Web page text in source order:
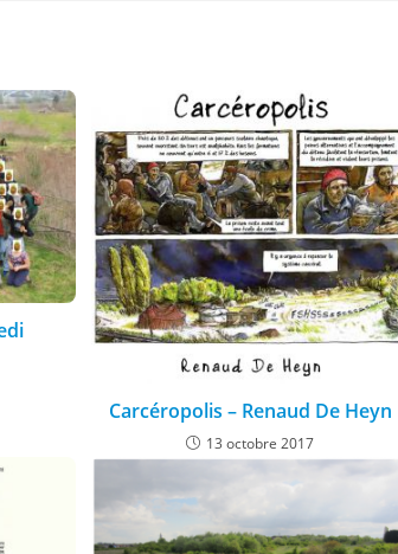
Carcéropolis – Renaud De Heyn
13 octobre 2017